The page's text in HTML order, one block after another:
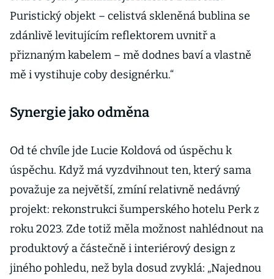
Puristický objekt – celistvá skleněná bublina se
zdánlivě levitujícím reflektorem uvnitř a
přiznaným kabelem – mě dodnes baví a vlastně
mě i vystihuje coby designérku.“
Synergie jako odměna
Od té chvíle jde Lucie Koldová od úspěchu k
úspěchu. Když má vyzdvihnout ten, který sama
považuje za největší, zmíní relativně nedávný
projekt: rekonstrukci šumperského hotelu Perk z
roku 2023. Zde totiž měla možnost nahlédnout na
produktový a částečně i interiérový design z
jiného pohledu, než byla dosud zvyklá: „Najednou